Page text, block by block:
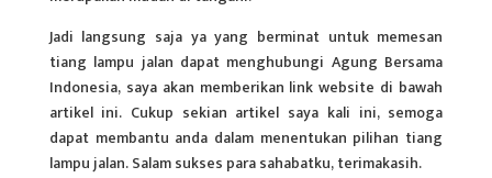
Jadi langsung saja ya yang berminat untuk memesan
tiang lampu jalan dapat menghubungi Agung Bersama
Indonesia, saya akan memberikan link website di bawah
artikel ini. Cukup sekian artikel saya kali ini, semoga
dapat membantu anda dalam menentukan pilihan tiang
lampu jalan. Salam sukses para sahabatku, terimakasih.